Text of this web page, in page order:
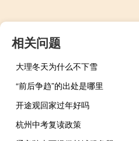
相关问题
大理冬天为什么不下雪
“前后争趋”的出处是哪里
开途观回家过年好吗
杭州中考复读政策